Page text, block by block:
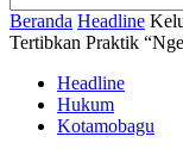
Beranda Headline
Tertibkan Praktik
Headline
Hukum
Kotamobagu